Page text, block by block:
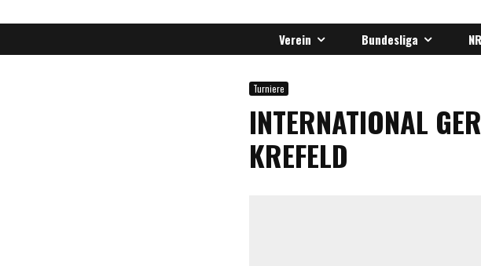
Verein Bundesliga
Turniere
INTERNATIONAL
KREFELD